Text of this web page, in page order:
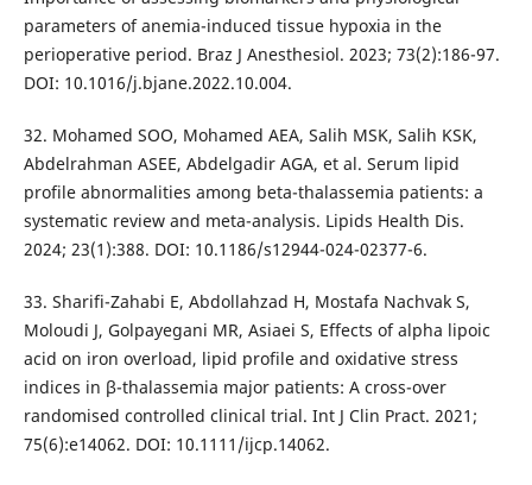
parameters of anemia-induced tissue hypoxia in the
perioperative period. Braz J Anesthesiol. 2023; 73(2):186-97.
DOI: 10.1016/j.bjane.2022.10.004.
32. Mohamed SOO, Mohamed AEA, Salih MSK, Salih KSK,
Abdelrahman ASEE, Abdelgadir AGA, et al. Serum lipid
profile abnormalities among beta-thalassemia patients: a
systematic review and meta-analysis. Lipids Health Dis.
2024; 23(1):388. DOI: 10.1186/s12944-024-02377-6.
33. Sharifi-Zahabi E, Abdollahzad H, Mostafa Nachvak S,
Moloudi J, Golpayegani MR, Asiaei S, Effects of alpha lipoic
acid on iron overload, lipid profile and oxidative stress
indices in β-thalassemia major patients: A cross-over
randomised controlled clinical trial. Int J Clin Pract. 2021;
75(6):e14062. DOI: 10.1111/ijcp.14062.